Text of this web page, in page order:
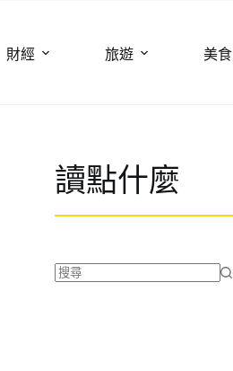
財經 旅遊 美食
讀點什麼